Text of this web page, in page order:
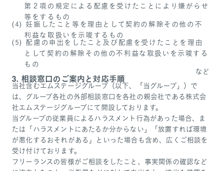
第２項の規定による配慮を受けたことにより嫌がらせ
等をするもの
妊娠したこと等を理由として契約の解除その他の不
利益な取扱いを示唆するもの
配慮の申出をしたこと及び配慮を受けたことを理由
として契約の解除その他の不利益な取扱いを示唆する
もの
など
相談窓口のご案内と対応手順
当社含むエムステージグループ（以下、「当グループ」）で
は、グループ各社の外部相談窓口を各社の親会社である株式会
社エムステージグループにて開設しております。
当グループの従業員によるハラスメント行為があった場合、ま
たは「ハラスメントにあたるか分からない」「放置すれば環境
が悪化するおそれがある」といった場合も含め、広くご相談を
受け付けております。
フリーランスの皆様がご相談をしたこと、事実関係の確認など